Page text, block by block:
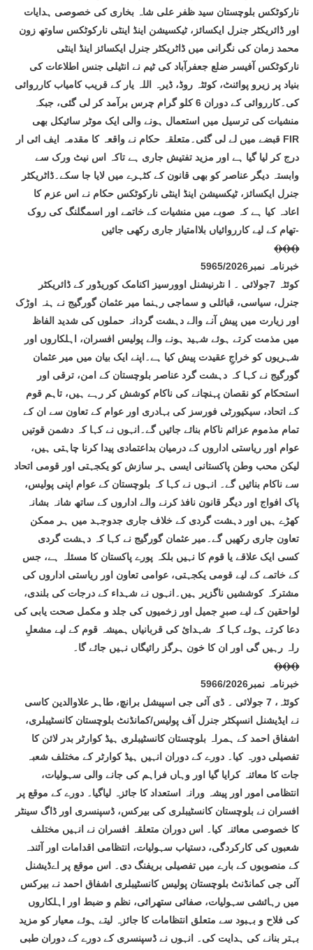
نارکوٹکس بلوچستان سید ظفر علی شاہ بخاری کی خصوصی ہدایات
اور ڈائریکٹر جنرل ایکسائز، ٹیکسیشن اینڈ اینٹی نارکوٹکس ساوتھ زون
محمد زمان کی نگرانی میں ڈاٹریکٹر جنرل ایکسائز اینڈ اینٹی
نارکوٹکس آفیسر ضلع جعفرآباد کی ٹیم نے انٹیلی جنس اطلاعات کی
بنیاد پر زیرو پوائنٹ، کوئٹہ روڈ، ڈیرہ اللہ یار کے قریب کامیاب کارروائی
کی۔کارروائی کے دوران 6 کلو گرام چرس برآمد کر لی گئی، جبکہ
منشیات کی ترسیل میں استعمال ہونے والی ایک موٹر سائیکل بھی
قبضے میں لے لی گئی۔متعلقہ حکام نے واقعہ کا مقدمہ ایف ائی ار FIR
درج کر لیا گیا ہے اور مزید تفتیش جاری ہے تاکہ اس نیٹ ورک سے
وابستہ دیگر عناصر کو بھی قانون کے کٹہرے میں لایا جا سکے۔ڈاٹریکٹر
جنرل ایکسائز، ٹیکسیشن اینڈ اینٹی نارکوٹکس حکام نے اس عزم کا
اعادہ کیا ہے کہ صوبے میں منشیات کے خاتمے اور اسمگلنگ کی روک
تھام کے لیے کارروائیاں بلاامتیاز جاری رکھی جائیں-
﴾﴿﴾﴿﴾﴿
خبرنامہ نمبر5965/2026
کوئٹہ 7جولائی ۔ ا نٹرنیشنل اوورسیز اکنامک کوریڈور کے ڈائریکٹر
جنرل، سیاسی، قبائلی و سماجی رہنما میر عثمان گورگیج نے ہنہ اوڑک
اور زیارت میں پیش آنے والے دہشت گردانہ حملوں کی شدید الفاظ
میں مذمت کرتے ہوئے شہید ہونے والے پولیس افسران، اہلکاروں اور
شہریوں کو خراجِ عقیدت پیش کیا ہے۔اپنے ایک بیان میں میر عثمان
گورگیج نے کہا کہ دہشت گرد عناصر بلوچستان کے امن، ترقی اور
استحکام کو نقصان پہنچانے کی ناکام کوشش کر رہے ہیں، تاہم قوم
کے اتحاد، سیکیورٹی فورسز کی بہادری اور عوام کے تعاون سے ان کے
تمام مذموم عزائم ناکام بنائے جائیں گے۔انہوں نے کہا کہ دشمن قوتیں
عوام اور ریاستی اداروں کے درمیان بداعتمادی پیدا کرنا چاہتی ہیں،
لیکن محب وطن پاکستانی ایسی ہر سازش کو یکجہتی اور قومی اتحاد
سے ناکام بنائیں گے۔ انہوں نے کہا کہ بلوچستان کے عوام اپنی پولیس،
پاک افواج اور دیگر قانون نافذ کرنے والے اداروں کے ساتھ شانہ بشانہ
کھڑے ہیں اور دہشت گردی کے خلاف جاری جدوجہد میں ہر ممکن
تعاون جاری رکھیں گے۔میر عثمان گورگیج نے کہا کہ دہشت گردی
کسی ایک علاقے یا قوم کا نہیں بلکہ پورے پاکستان کا مسئلہ ہے، جس
کے خاتمے کے لیے قومی یکجہتی، عوامی تعاون اور ریاستی اداروں کی
مشترکہ کوششیں ناگزیر ہیں۔انہوں نے شہداء کے درجات کی بلندی،
لواحقین کے لیے صبرِ جمیل اور زخمیوں کی جلد و مکمل صحت یابی کی
دعا کرتے ہوئے کہا کہ شہدائ کی قربانیاں ہمیشہ قوم کے لیے مشعلِ
راہ رہیں گی اور ان کا خون ہرگز رائیگاں نہیں جائے گا۔
﴾﴿﴾﴿﴾﴿
خبرنامہ نمبر5966/2026
کوئٹہ، 7 جولائی ۔ ڈی آئی جی اسپیشل برانچ، طاہر علاوالدین کاسی
نے ایڈیشنل انسپکٹر جنرل آف پولیس/کمانڈنٹ بلوچستان کانسٹیبلری،
اشفاق احمد کے ہمراہ بلوچستان کانسٹیبلری ہیڈ کوارٹر بدر لائن کا
تفصیلی دورہ کیا۔ دورے کے دوران انہیں ہیڈ کوارٹر کے مختلف شعبہ
جات کا معائنہ کرایا گیا اور وہاں فراہم کی جانے والی سہولیات،
انتظامی امور اور پیشہ ورانہ استعداد کا جائزہ لیاگیا۔ دورے کے موقع پر
افسران نے بلوچستان کانسٹیبلری کی بیرکس، ڈسپنسری اور ڈاگ سینٹر
کا خصوصی معائنہ کیا۔ اس دوران متعلقہ افسران نے انہیں مختلف
شعبوں کی کارکردگی، دستیاب سہولیات، انتظامی اقدامات اور آئندہ
کے منصوبوں کے بارے میں تفصیلی بریفنگ دی۔ اس موقع پر اےڈیشنل
آئی جی کمانڈنٹ بلوچستان پولیس کانسٹیبلری اشفاق احمد نے بیرکس
میں رہائشی سہولیات، صفائی ستھرائی، نظم و ضبط اور اہلکاروں
کی فلاح و بہبود سے متعلق انتظامات کا جائزہ لیتے ہوئے معیار کو مزید
بہتر بنانے کی ہدایت کی۔ انہوں نے ڈسپنسری کے دورے کے دوران طبی